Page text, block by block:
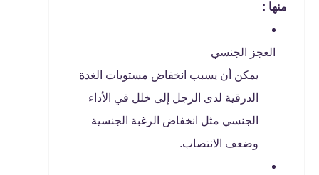
منها :
العجز الجنسي
يمكن أن يسبب انخفاض مستويات الغدة
الدرقية لدى الرجل إلى خلل في الأداء
الجنسي مثل انخفاض الرغبة الجنسية
وضعف الانتصاب.